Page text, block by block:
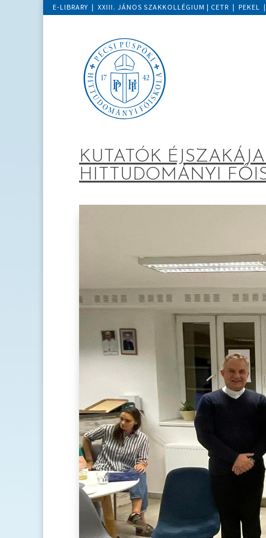
E-LIBRARY | XXIII. JÁNOS SZAKKOLLÉGIUM | CETR | PEKEL |
KUTATÓK
HITTUDOMÁNYI